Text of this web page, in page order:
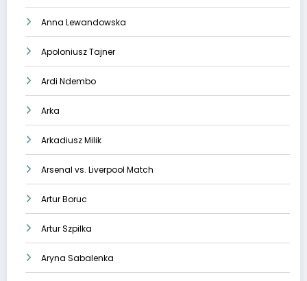
Anna Lewandowska
Apoloniusz Tajner
Ardi Ndembo
Arka
Arkadiusz Milik
Arsenal vs. Liverpool Match
Artur Boruc
Artur Szpilka
Aryna Sabalenka